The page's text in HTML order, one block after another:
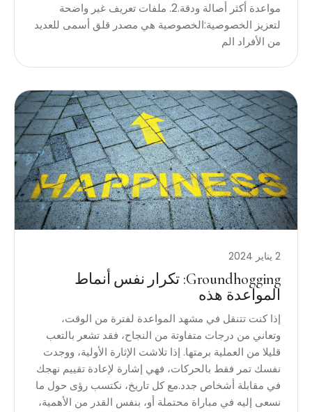
مواعدة أكثر أصالة ودقة.2. ملفات تعريف غير واضحة
لتعزيز الخصوصية:الخصوصية هي مصدر قلق أسمى للعديد
من الأفراد الم
2 يناير 2024
Groundhogging: تكرار نفس أنماط
المواعدة هذه
إذا كنت تتنقل في مشهد المواعدة لفترة من الوقت،
وتعاني من درجات متفاوتة من النجاح، فقد تشعر بالتعب
قليلا من العملية برمتها. إذا تلاشت الإثارة الأولية، ووجدت
نفسك تمر فقط بالحركات، فهي إشارة لإعادة تقييم نهجك
في مقابلة أشخاص جدد.مع كل تاريخ، نكتسب رؤى حول ما
نسعى إليه في مباراة محتملة أو، بنفس القدر من الأهمية،